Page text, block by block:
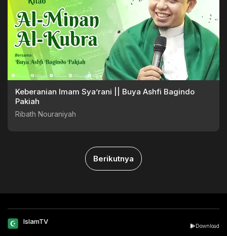
Keberanian Imam Sya’rani || Buya Ashfi Bagindo
Pakiah
Ribath Nouraniyah
Berikutnya
IslamTV
Download